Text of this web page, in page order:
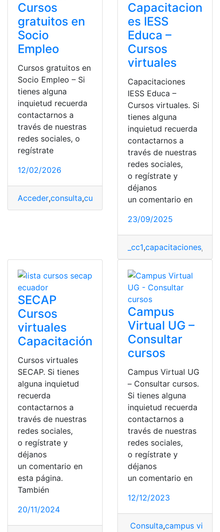
Cursos
gratuitos en
Socio
Empleo
Cursos gratuitos en
Socio Empleo – Si
tienes alguna
inquietud recuerda
contactarnos a
través de nuestras
redes sociales, o
regístrate
12/02/2026
Acceder,consulta,cursos cursos gratis,me capacito
Capacitacion
es IESS
Educa –
Cursos
virtuales
Capacitaciones
IESS Educa –
Cursos virtuales. Si
tienes alguna
inquietud recuerda
contactarnos a
través de nuestras
redes sociales,
o regístrate y
déjanos
un comentario en
23/09/2025
_cc1,capacitaciones,
SECAP
Cursos
virtuales
Capacitación
Cursos virtuales
SECAP. Si tienes
alguna inquietud
recuerda
contactarnos a
través de nuestras
redes sociales,
o regístrate y
déjanos
un comentario en
esta página.
También
20/11/2024
Campus
Virtual UG –
Consultar
cursos
Campus Virtual UG
– Consultar cursos.
Si tienes alguna
inquietud recuerda
contactarnos a
través de nuestras
redes sociales,
o regístrate y
déjanos
un comentario en
12/12/2023
Consulta,campus virtual